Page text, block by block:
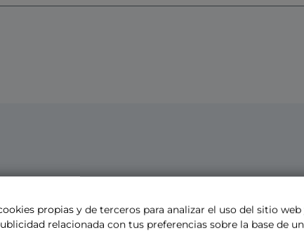
propias y de terceros para analizar el uso del sitio web
relacionada con tus preferencias sobre la base de